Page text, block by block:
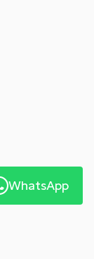
WhatsApp